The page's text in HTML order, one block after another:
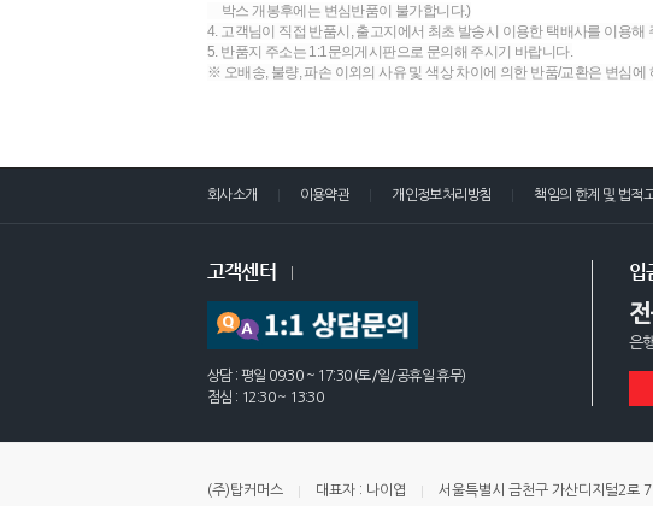
박스 개봉후에는 변심반품이 불가합니다.)
4. 고객님이 직접 반품시, 출고지에서 최초 발송시 이용한 택배사를 이용해
5. 반품지 주소는 1:1문의게시판으로 문의해 주시기 바랍니다.
※ 오배송, 불량, 파손 이외의 사유 및 색상 차이에 의한 반품/교환은 변심에
회사소개 이용약관 개인정보처리방침 책임의 한계 및 법적
고객센터
상담 : 평일 09:30 ~ 17:30 (토/일/공휴일 휴무)
점심 : 12:30 ~ 13:30
입
은
(주)탑커머스 대표자 : 나이엽 서울특별시 금천구 가산디지털2로